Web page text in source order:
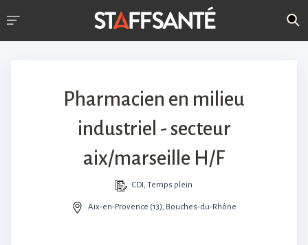
Pharmacien en milieu
industriel - secteur
aix/marseille H/F
CDI, Temps plein
Aix-en-Provence (13), Bouches-du-Rhône